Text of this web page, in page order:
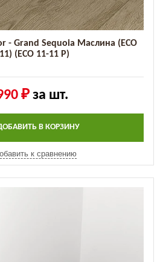
- Grand Sequoia Маслина (ECO
(ECO 11-11 P)
₽за шт.
В КОРЗИНУ
к сравнению